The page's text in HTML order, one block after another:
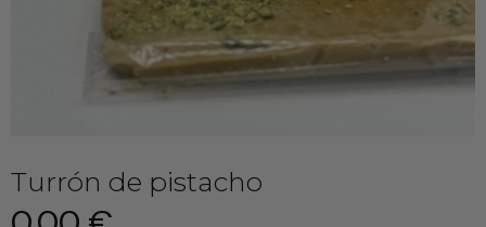
Turrón de pistacho